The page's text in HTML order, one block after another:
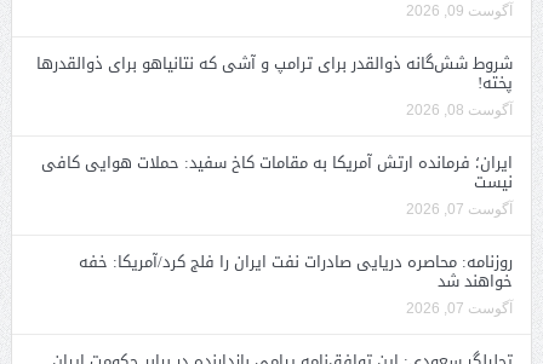
آگوست 09, 2026
شروط شش‌گانه ذوالقدر برای ترامپ و آشی که نتانیاهو برای ذوالقدرها
پخته!
آگوست 08, 2026
ایران؛ فرمانده ارتش آمریکا به مقامات کاخ سفید: حملات هوایی کافی
نیست
آگوست 07, 2026
روزنامه: محاصره دریایی صادرات نفت ایران را فلج کرد/آمریکا: خفه
خواهند شد
آگوست 07, 2026